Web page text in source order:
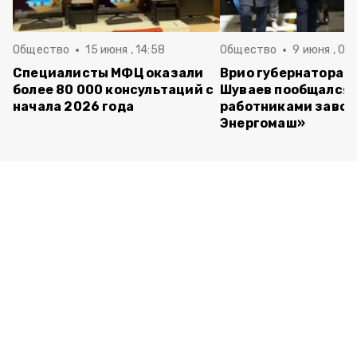
Общество 15 июня , 14:58
Специалисты МФЦ оказали
более 80 000 консультаций с
начала 2026 года
Общество 9 июня ,
Врио губернатора
Шуваев пообщался
работниками
Энергомаш»